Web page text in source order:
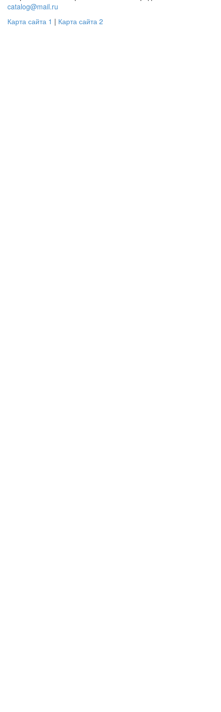
catalog@mail.ru
Карта сайта 1 | Карта сайта 2